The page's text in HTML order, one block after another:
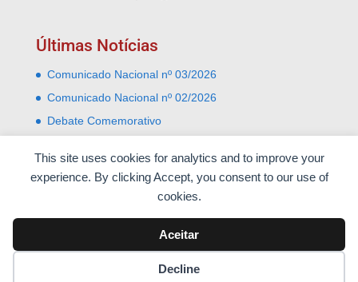
This site uses cookies for analytics and to improve your
experience. By clicking Accept, you consent to our use of
cookies.
Aceitar
Decline
Últimas Notícias
Comunicado Nacional nº 03/2026
Comunicado Nacional nº 02/2026
Debate Comemorativo
Almoço comemorativo do 52º aniversário do 25 de
Abril